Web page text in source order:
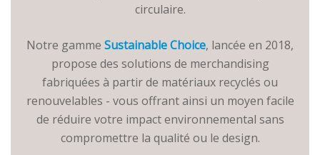
circulaire.
Notre gamme Sustainable Choice, lancée en 2018,
propose des solutions de merchandising
fabriquées à partir de matériaux recyclés ou
renouvelables - vous offrant ainsi un moyen facile
de réduire votre impact environnemental sans
compromettre la qualité ou le design.